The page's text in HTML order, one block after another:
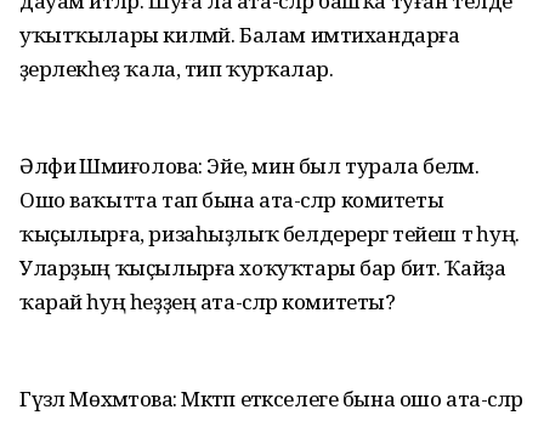
уҡытҡылары килмәй. Балам имтихандарға
әҙерлекһеҙ ҡала, тип ҡурҡалар.
Әлфиә Шәмиғолова: Эйе, мин был турала беләм.
Ошо ваҡытта тап бына ата-әсәләр комитеты
ҡыҫылырға, ризаһыҙлыҡ белдерергә тейеш тә һуң.
Уларҙың ҡыҫылырға хоҡуҡтары бар бит. Ҡайҙа
ҡарай һуң һеҙҙең ата-әсәләр комитеты?
Гүзәл Мөхәмәтова: Мәктәп етәкселеге бына ошо ата-әсәләр